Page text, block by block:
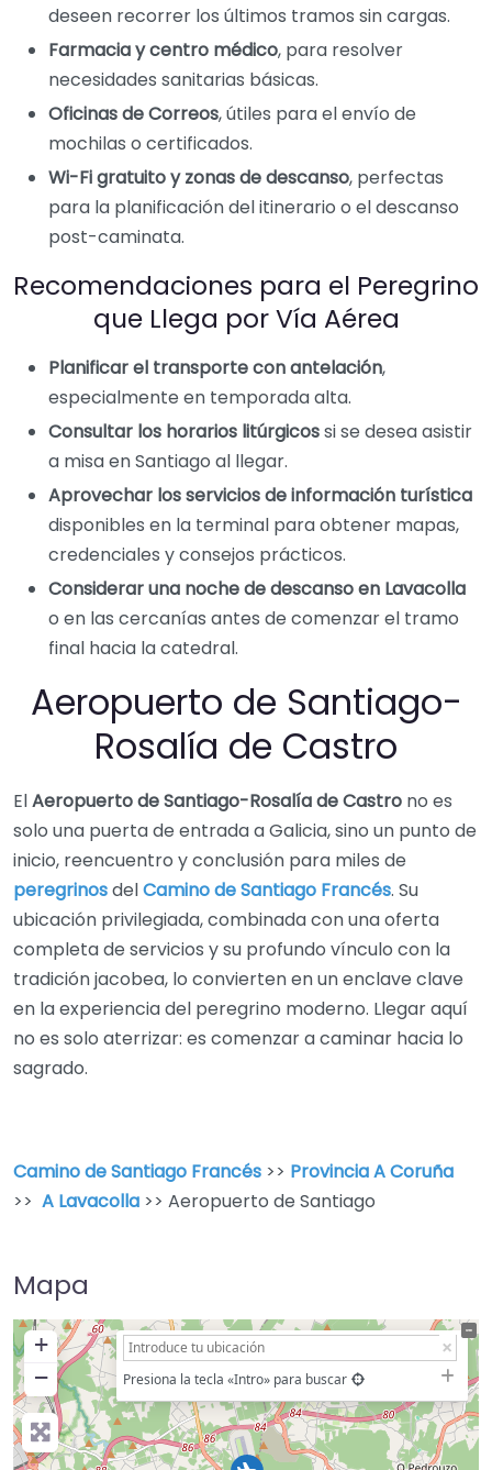
deseen recorrer los últimos tramos sin cargas.
Farmacia y centro médico, para resolver
necesidades sanitarias básicas.
Oficinas de Correos, útiles para el envío de
mochilas o certificados.
Wi-Fi gratuito y zonas de descanso, perfectas
para la planificación del itinerario o el descanso
post-caminata.
Recomendaciones para el Peregrino
que Llega por Vía Aérea
Planificar el transporte con antelación,
especialmente en temporada alta.
Consultar los horarios litúrgicossi se desea asistir
a misa en Santiago al llegar.
Aprovechar los servicios de información turística
disponibles en la terminal para obtener mapas,
credenciales y consejos prácticos.
Considerar una noche de descanso en Lavacolla
o en las cercanías antes de comenzar el tramo
final hacia la catedral.
Aeropuerto de Santiago-
Rosalía de Castro
ElAeropuerto de Santiago-Rosalía de Castro no es
solo una puerta de entrada a Galicia, sino un punto de
inicio, reencuentro y conclusión para miles de
peregrinosdelCamino de Santiago Francés. Su
ubicación privilegiada, combinada con una oferta
completa de servicios y su profundo vínculo con la
tradición jacobea, lo convierten en un enclave clave
en la experiencia del peregrino moderno. Llegar aquí
no es solo aterrizar: es comenzar a caminar hacia lo
sagrado.
Camino de Santiago Francés >> Provincia A Coruña
>> A Lavacolla >> Aeropuerto de Santiago
Mapa
+
−
Presiona la tecla «Intro» para buscar